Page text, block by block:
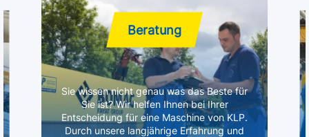
Beratung
Sie wissen nicht genau was das Beste für
Sie ist? Wir helfen Ihnen bei Ihrer
Entscheidung für eine Maschine von KLP.
Durch unsere langjährige Erfahrung und